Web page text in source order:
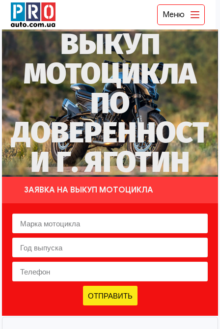
Меню
ВЫКУП
МОТОЦИКЛА
ПО
ДОВЕРЕННОСТ
И Г. ЯГОТИН
ЗАЯВКА НА ВЫКУП МОТОЦИКЛА
ОТПРАВИТЬ